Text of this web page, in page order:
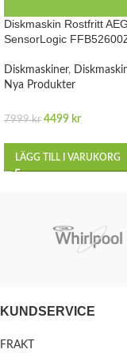
Diskmaskin Rostfritt
SensorLogic
Diskmaskiner,
Nya Produkter
7999kr 4499 kr
LÄGG TILL I VARUKORG
KUNDSERVICE
FRAKT